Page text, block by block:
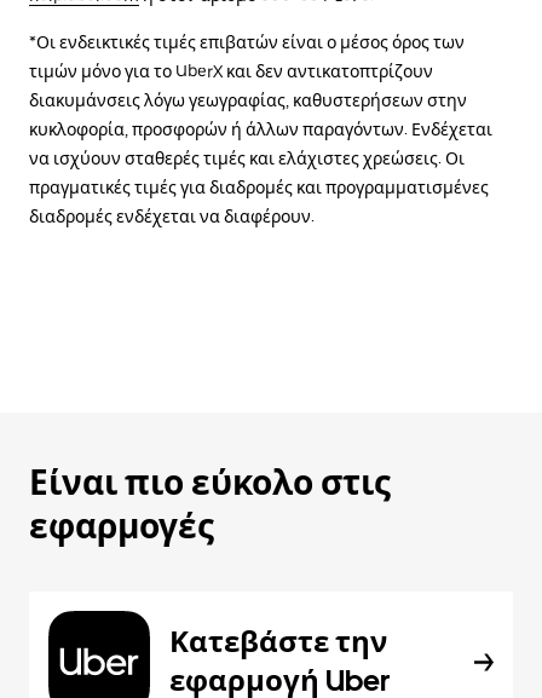
*Οι ενδεικτικές τιμές επιβατών είναι ο μέσος όρος των
τιμών μόνο για το UberX και δεν αντικατοπτρίζουν
διακυμάνσεις λόγω γεωγραφίας, καθυστερήσεων στην
κυκλοφορία, προσφορών ή άλλων παραγόντων. Ενδέχεται
να ισχύουν σταθερές τιμές και ελάχιστες χρεώσεις. Οι
πραγματικές τιμές για διαδρομές και προγραμματισμένες
διαδρομές ενδέχεται να διαφέρουν.
Είναι πιο εύκολο στις
εφαρμογές
Κατεβάστε την
εφαρμογή Uber